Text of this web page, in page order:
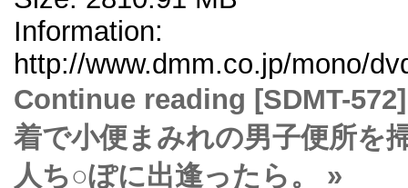
Information:
http://www.dmm.co.jp/mono/
Continue reading [SDMT-
着で小便まみれの男子便所を
人ち○ぽに出逢ったら。 »